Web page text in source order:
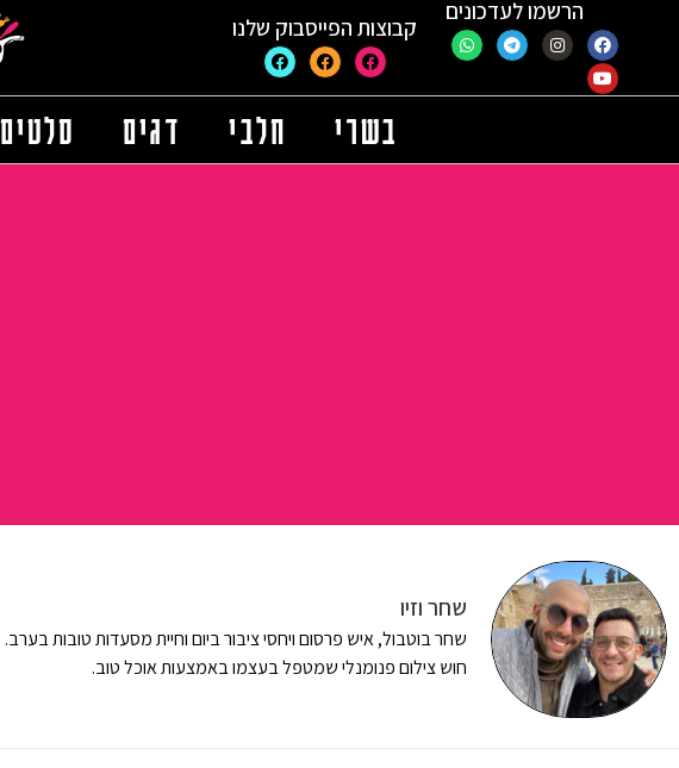
הרשמו לעדכונים
קבוצות הפייסבוק שלנו
בשרי חלבי דגים סלטים
שחר וזיו
שחר בוטבול, איש פרסום ויחסי ציבור ביום וחיית מסעדות טובות
חוש צילום פנומנלי שמטפל בעצמו באמצעות אוכל טוב.